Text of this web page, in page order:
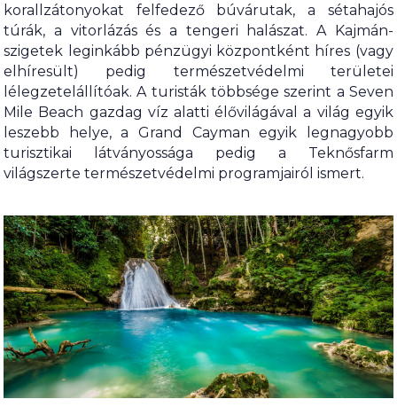
korallzátonyokat felfedező búvárutak, a sétahajós
túrák, a vitorlázás és a tengeri halászat. A Kajmán-
szigetek leginkább pénzügyi központként híres (vagy
elhíresült) pedig természetvédelmi területei
lélegzetelállítóak. A turisták többsége szerint a Seven
Mile Beach gazdag víz alatti élővilágával a világ egyik
leszebb helye, a Grand Cayman egyik legnagyobb
turisztikai látványossága pedig a Teknősfarm
világszerte természetvédelmi programjairól ismert.